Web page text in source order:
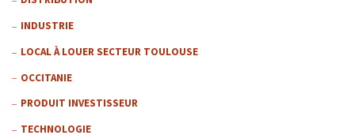
INDUSTRIE
LOCAL À LOUER SECTEUR TOULOUSE
OCCITANIE
PRODUIT INVESTISSEUR
TECHNOLOGIE